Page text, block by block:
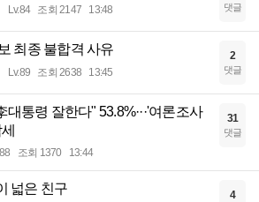
Lv.84 조회 2147 13:48 댓글
최종 불합격 사유
Lv.89 조회 2638 13:45
2
댓글
대통령 잘한다" 53.8%···'여론조사
조회 1370 13:44
31
댓글
넓은 친구 4